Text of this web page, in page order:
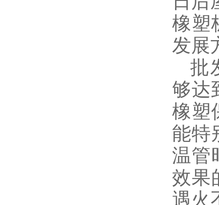
橡塑
发展
批
够达
橡塑
能特
温管
效果
遇火